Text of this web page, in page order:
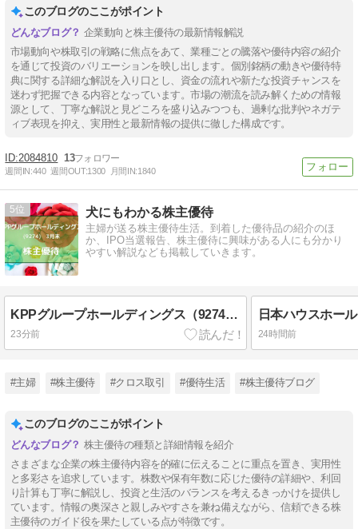
このブログのここがポイント
企業動向と株主優待の最新情報解説
市場動向や株取引の戦略に焦点をあて、業種ごとの騰落や優待内容の紹介
を通じて投資のバリエーションを映し出します。個別銘柄の動きや優待特
典に関する詳細な解説を入り口とし、資金の流れや新たな投資チャンスを
迷わず把握できる内容となっています。市場の潮流を読み解くための情報
源として、丁寧な解説と見どころを盛り込みつつも、過剰な批判やネガテ
ィブ表現を抑え、実用性と最新情報の提供に徹した構成です。
2084810 13
週間IN:440 週間OUT:1300 月間IN:1840
5 犬にもわかる株主優待
主婦が送る株主優待生活。到着した優待品の紹介のほ
か、IPO当選報告、株主優待に興味がある人にも分かり
やすい解説なども掲載していきます。
KPPグループホールディングス（9274）株主優待 1,000円分の図書カードNEXT（3月・9月末優待）
23分前 24時間前
#主婦 #株主優待 #クロス取引 #優待生活 #株主優待ブログ
このブログのここがポイント
株主優待の種類と詳細情報を紹介
さまざまな企業の株主優待内容を的確に伝えることに重点を置き、実用性
と多彩さを追求しています。株数や保有年数に応じた優待の詳細や、利回
り計算も丁寧に解説し、投資と生活のバランスを考えるきっかけを提供し
ています。情報の奥深さと親しみやすさを兼ね備えながら、信頼できる株
主優待のガイド役を果たしている点が特徴です。